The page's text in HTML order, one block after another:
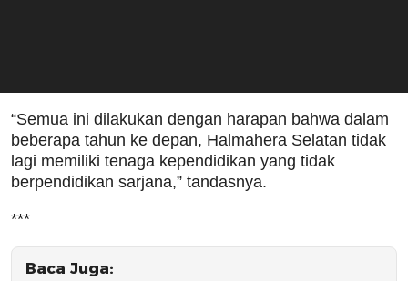
“Semua ini dilakukan dengan harapan bahwa dalam
beberapa tahun ke depan, Halmahera Selatan tidak
lagi memiliki tenaga kependidikan yang tidak
berpendidikan sarjana,” tandasnya.
***
Baca Juga: